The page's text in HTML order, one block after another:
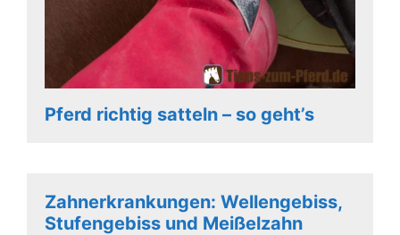
Pferd richtig satteln – so geht’s
Zahnerkrankungen: Wellengebiss,
Stufengebiss und Meißelzahn